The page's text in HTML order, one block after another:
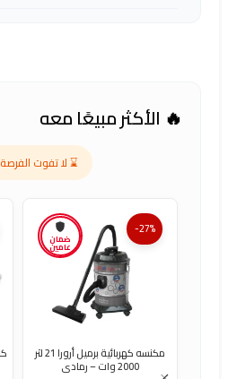
🔥 الأكثر مبيعًا معه
⌛ لا تفوت الفرصة
ضمان
عامين
-27%
مكنسه كهربائية برميل أرورا 21 لتر
2000 وات – رمادى